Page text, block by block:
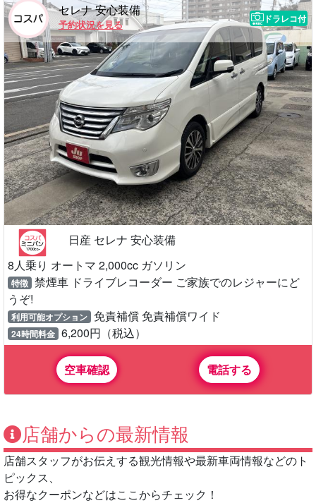
セレナ 安心装備
予約状況を見る
ドラレコ付
日産 セレナ 安心装備
8人乗り オートマ 2,000cc ガソリン
特徴 禁煙車 ドライブレコーダー ご家族でのレジャーにど
うぞ!
利用可能オプション 免責補償 免責補償ワイド
24時間料金 6,200円（税込）
空車確認 電話する
店舗からの最新情報
店舗スタッフがお伝えする観光情報や最新車両情報などのト
ピックス、
お得なクーポンなどはここからチェック！